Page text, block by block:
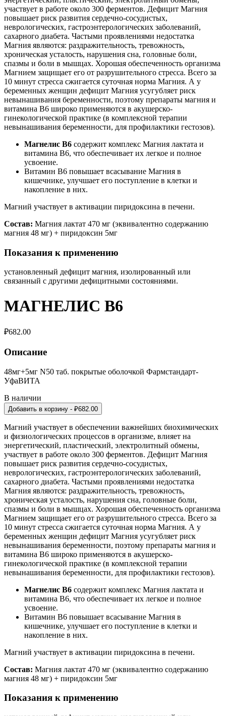
участвует в работе около 300 ферментов. Дефицит Магния
повышает риск развития сердечно-сосудистых,
неврологических, гастроэнтерологических заболеваний,
сахарного диабета. Частыми проявлениями недостатка
Магния являются: раздражительность, тревожность,
хроническая усталость, нарушения сна, головные боли,
спазмы и боли в мышцах. Хорошая обеспеченность организма
Магнием защищает его от разрушительного стресса. Всего за
10 минут стресса сжигается суточная норма Магния. А у
беременных женщин дефицит Магния усугубляет риск
невынашивания беременности, поэтому препараты магния и
витамина В6 широко применяются в акушерско-
гинекологической практике (в комплексной терапии
невынашивания беременности, для профилактики гестозов).
Магнелис B6 содержит комплекс Магния лактата и
витамина В6, что обеспечивает их легкое и полное
усвоение.
Витамин В6 повышает всасывание Магния в
кишечнике, улучшает его поступление в клетки и
накопление в них.
Магний участвует в активации пиридоксина в печени.
Состав: Магния лактат 470 мг (эквивалентно содержанию
магния 48 мг) + пиридоксин 5мг
Показания к применению
установленный дефицит магния, изолированный или
связанный с другими дефицитными состояниями.
МАГНЕЛИС В6
₽682.00
Описание
48мг+5мг N50 таб. покрытые оболочкой Фармстандарт-
УфаВИТА
В наличии
Добавить в корзину - ₽682.00
Магний участвует в обеспечении важнейших биохимических
и физиологических процессов в организме, влияет на
энергетический, пластический, электролитный обмены,
участвует в работе около 300 ферментов. Дефицит Магния
повышает риск развития сердечно-сосудистых,
неврологических, гастроэнтерологических заболеваний,
сахарного диабета. Частыми проявлениями недостатка
Магния являются: раздражительность, тревожность,
хроническая усталость, нарушения сна, головные боли,
спазмы и боли в мышцах. Хорошая обеспеченность организма
Магнием защищает его от разрушительного стресса. Всего за
10 минут стресса сжигается суточная норма Магния. А у
беременных женщин дефицит Магния усугубляет риск
невынашивания беременности, поэтому препараты магния и
витамина В6 широко применяются в акушерско-
гинекологической практике (в комплексной терапии
невынашивания беременности, для профилактики гестозов).
Магнелис B6 содержит комплекс Магния лактата и
витамина В6, что обеспечивает их легкое и полное
усвоение.
Витамин В6 повышает всасывание Магния в
кишечнике, улучшает его поступление в клетки и
накопление в них.
Магний участвует в активации пиридоксина в печени.
Состав: Магния лактат 470 мг (эквивалентно содержанию
магния 48 мг) + пиридоксин 5мг
Показания к применению